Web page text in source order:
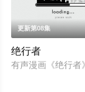
更新第08集
绝行者
有声漫画《绝行者